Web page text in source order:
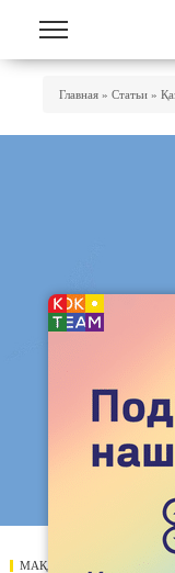
Главная » Статьи »
МАҚАЛАЛАР